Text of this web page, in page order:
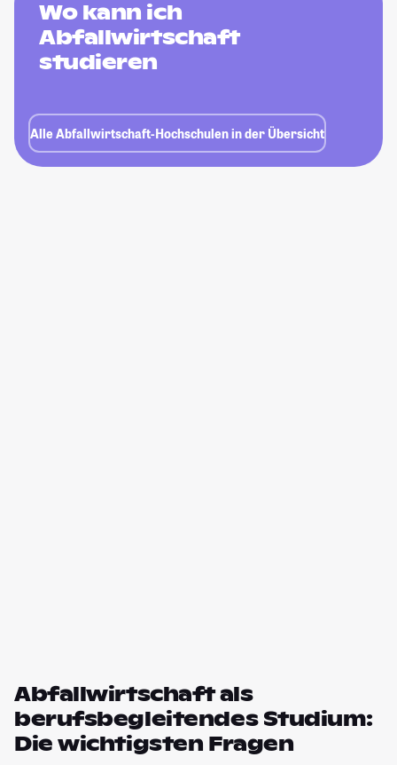
Wo kann ich
Abfallwirtschaft
studieren
Alle Abfallwirtschaft-Hochschulen in der Übersicht
Abfallwirtschaft als
berufsbegleitendes Studium:
Die wichtigsten Fragen